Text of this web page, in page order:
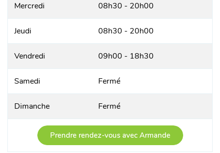
Mercredi 08h30 - 20h00
Jeudi 08h30 - 20h00
Vendredi 09h00 - 18h30
Samedi Fermé
Dimanche Fermé
Prendre rendez-vous avec Armande